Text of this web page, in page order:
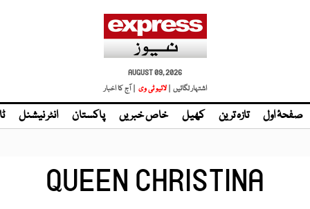
AUGUST 09, 2026
اشتہار لگائیں |
| آج کا اخبار
صفحۂ اول تازہ ترین کھیل خاص خبریں پاکستان انٹر نیشنل
QUEEN CHRISTINA